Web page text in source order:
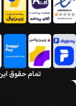
تمام حقوق